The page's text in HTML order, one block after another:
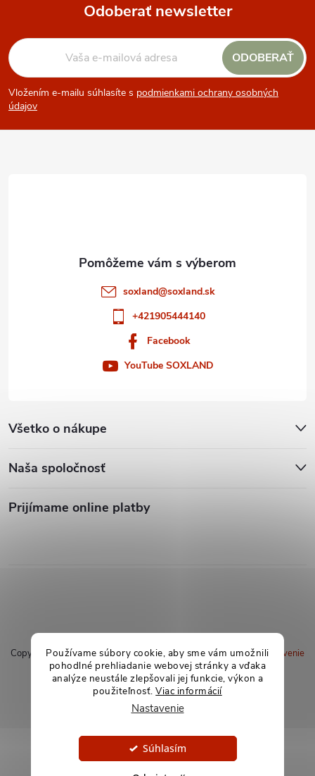
Používame súbory cookie, aby sme vám umožnili
pohodlné prehliadanie webovej stránky a vďaka
analýze neustále zlepšovali jej funkcie, výkon a
použiteľnosť.Viac informácií
Nastavenie
Súhlasím
a
c
i
e
s
Z
á
p
Odoberať newsletter
Vložením e-mailu súhlasíte s podmienkami ochrany osobných
údajov
ODOBERAŤ
soxland@soxland.sk
+421905444140
Facebook
YouTube SOXLAND
Všetko o nákupe
Naša spoločnosť
Prijímame online platby
Vytvoril Shoptet
Copyright 2026soxland.sk. Všetky práva vyhradené. Upraviť nastavenie
cookies